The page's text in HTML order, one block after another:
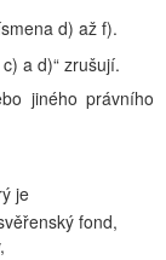
d) až f).
a d)“ zrušují.
jiného právního
je
fond,